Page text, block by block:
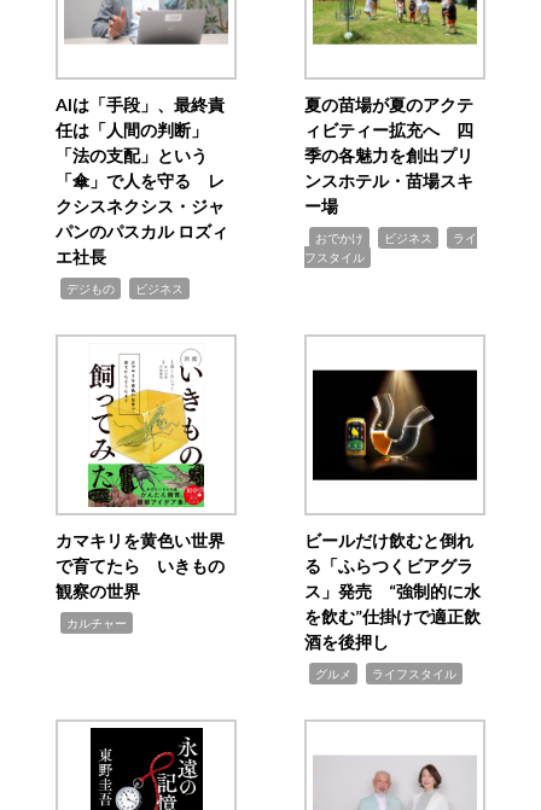
AIは「手段」、最終責
任は「人間の判断」
「法の支配」という
「傘」で人を守る レ
クシスネクシス・ジャ
パンのパスカル ロズィ
エ社長
デジもの ビジネス
夏の苗場が夏のアクテ
ィビティー拡充へ 四
季の各魅力を創出プリ
ンスホテル・苗場スキ
ー場
おでかけ ビジネス
ライ
フスタイル
カマキリを黄色い世界
で育てたら いきもの
観察の世界
カルチャー
ビールだけ飲むと倒れ
る「ふらつくビアグラ
ス」発売 “強制的に水
を飲む”仕掛けで適正飲
酒を後押し
グルメ ライフスタイル